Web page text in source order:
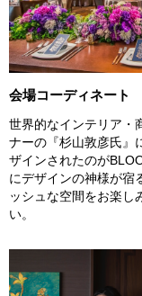
会場コーディネート
世界的なインテリア・
ナーの『杉山敦彦氏』
ザインされたのが
にデザインの神様が宿
ッシュな空間をお楽し
い。